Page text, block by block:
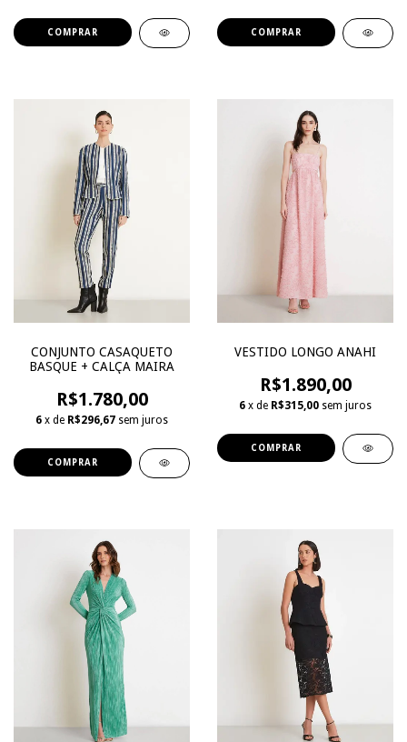
COMPRAR COMPRAR
CONJUNTO CASAQUETO
BASQUE + CALÇA MAIRA
R$1.780,00
6 x de R$296,67 sem juros
COMPRAR
VESTIDO LONGO ANAHI
R$1.890,00
6 x de R$315,00 sem juros
COMPRAR